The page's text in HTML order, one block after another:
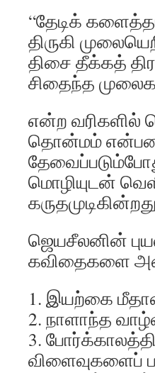
“தேடிக்
திருகி
திசை தீக்கத்
சிதைந்த
என்ற வரிகளில்
தொன்மம் என்பன
மொழியுடன்
ஜெயசீலனின்
கவிதைகளை
1. இயற்கை
2. நாளாந்த
3.
விளைவுகளைப்